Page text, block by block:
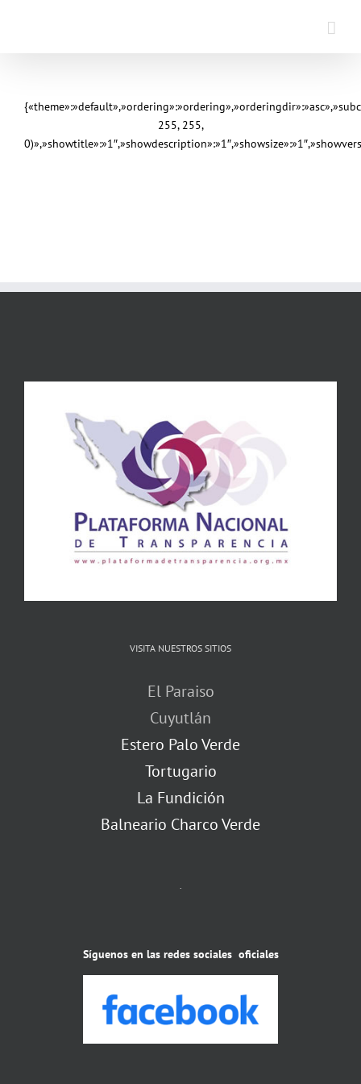
255, 255,
VISITA NUESTROS SITIOS
El Paraiso
Cuyutlán
Estero Palo Verde
Tortugario
La Fundición
Balneario Charco Verde
Síguenos en las redes sociales oficiales